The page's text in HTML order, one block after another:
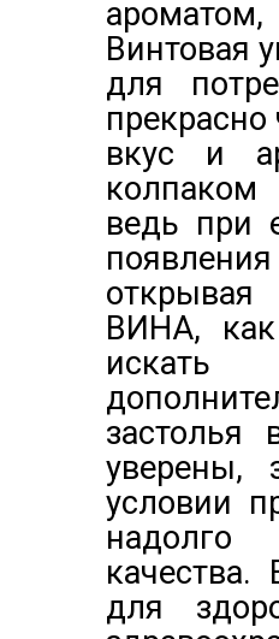
Винтовая
для
прекрасно
вкус и
ведь при
ВИНА,
искать
застолья
уверены,
условии
надолго
качества.
для